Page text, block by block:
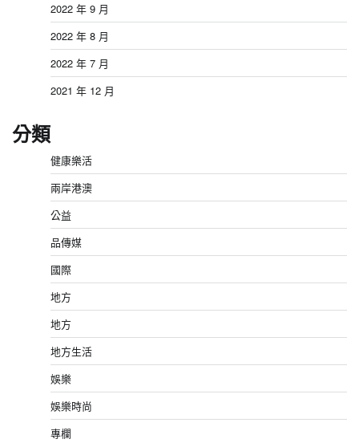
2022 年 9 月
2022 年 8 月
2022 年 7 月
2021 年 12 月
分類
健康樂活
兩岸港澳
公益
品傳媒
國際
地方
地方
地方生活
娛樂
娛樂時尚
專欄